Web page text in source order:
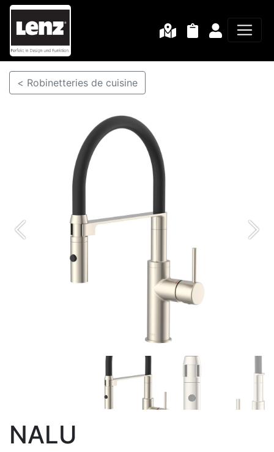
< Robinetteries de cuisine
NALU